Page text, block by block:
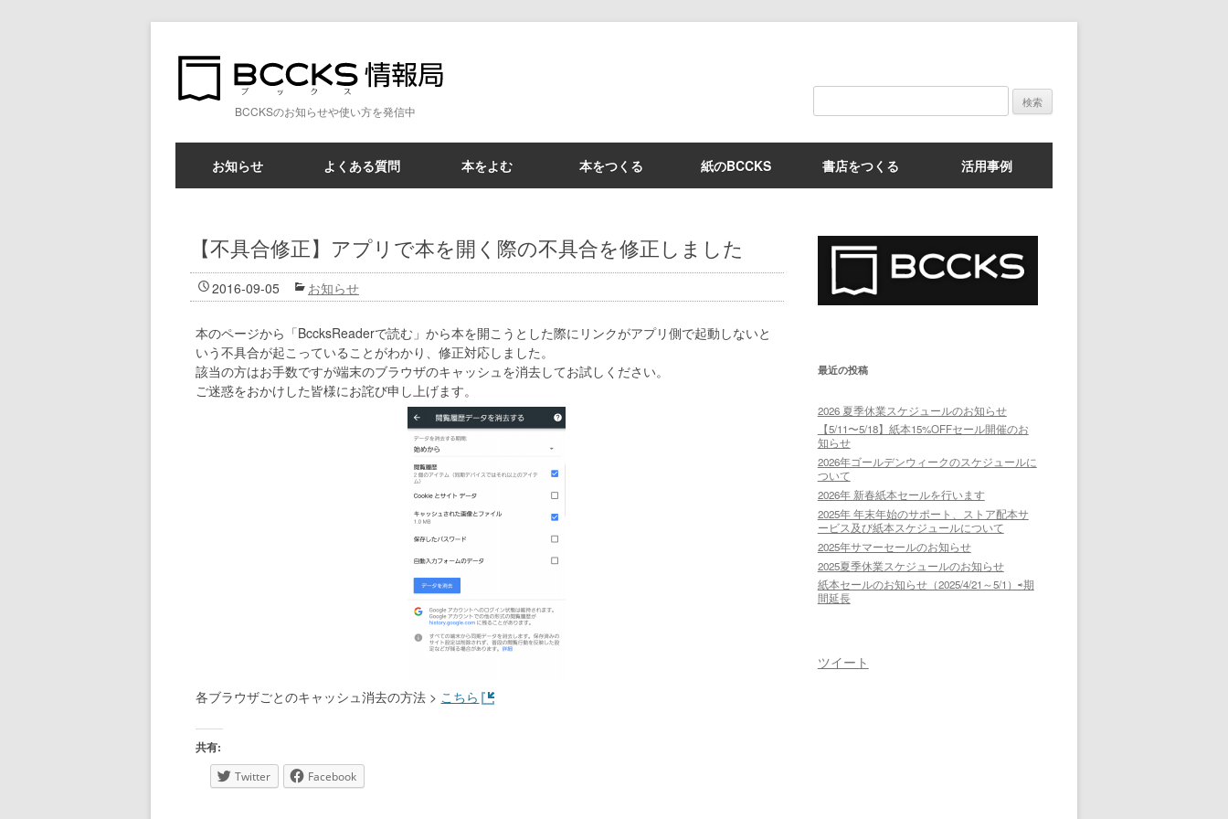
BCCKSのお知らせや使い方を発信中
検
お知らせ よくある質問 本をよむ 本をつくる 紙のBCCKS 書店をつくる 活用事例
【不具合修正】アプリで本を開く際の不具合を修正しました
2016-09-05 お知らせ
本のページから「BccksReaderで読む」から本を開こうとした際にリンクがアプリ側で起動しないと
いう不具合が起こっていることがわかり、修正対応しました。
該当の方はお手数ですが端末のブラウザのキャッシュを消去してお試しください。
ご迷惑をおかけした皆様にお詫び申し上げます。
各ブラウザごとのキャッシュ消去の方法 > こちら
共有:
Twitter Facebook
最近の投稿
2026 夏季休業スケジュールのお知らせ
【5/11〜5/18】紙本15%OFFセール開催のお
知らせ
2026年ゴールデンウィークのスケジュールに
ついて
2026年 新春紙本セールを行います
2025年 年末年始のサポート、ストア配本サ
ービス及び紙本スケジュールについて
2025年サマーセールのお知らせ
2025夏季休業スケジュールのお知らせ
紙本セールのお知らせ（2025/4/21～5/1）⇨期
間延長
ツイート